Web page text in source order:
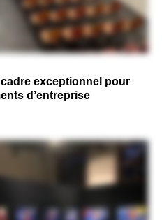
exceptionnel pour
d’entreprise